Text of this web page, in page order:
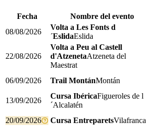
Fecha Nombre del evento
08/08/2026
Volta a Les Fonts d
´EslidaEslida
22/08/2026
Volta a Peu al Castell
d'AtzenetaAtzeneta del
Maestrat
06/09/2026 Trail MontánMontán
13/09/2026
Cursa IbéricaFigueroles de l
´Alcalatén
20/09/2026
Cursa EntreparetsVilafranca